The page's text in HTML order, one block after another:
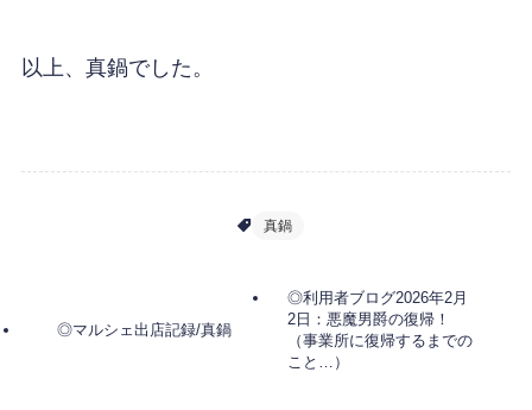
以上、真鍋でした。
真鍋
◎マルシェ出店記録/真鍋
◎利用者ブログ2026年2月
2日：悪魔男爵の復帰！
（事業所に復帰するまでの
こと…）